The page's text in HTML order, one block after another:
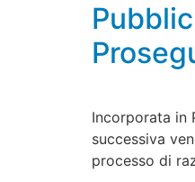
Incorporata in
successiva
processo di